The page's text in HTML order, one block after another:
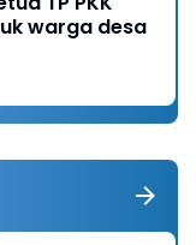
warga desa